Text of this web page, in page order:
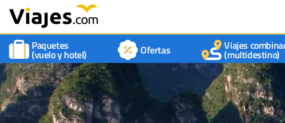
Paquetes
(vuelo y hotel) Ofertas Viajes
(multidestino)